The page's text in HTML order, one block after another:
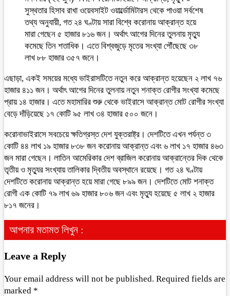
সুস্থতার হিসাব রাখা ওয়েবসাইট ওয়ার্ল্ডোমিটারস থেকে পাওয়া সর্বশেষ
তথ্য অনুযায়ী, গত ২৪ ঘণ্টায় সারা বিশ্বে করোনায় আক্রান্ত হয়ে
মারা গেছেন ৫ হাজার ৮১৬ জন। অর্থাৎ আগের দিনের তুলনায় মৃত্যু
কমেছে তিন শতাধিক। এতে বিশ্বজুড়ে মৃতের সংখ্যা পৌঁছেছে ৩৮
লাখ ৮৮ হাজার ৩৫৭ জনে।
এছাড়া, একই সময়ের মধ্যে ভাইরাসটিতে নতুন করে আক্রান্ত হয়েছেন ২ লাখ ৭৬
হাজার ৪১১ জন। অর্থাৎ আগের দিনের তুলনায় নতুন শনাক্ত রোগীর সংখ্যা কমেছে
প্রায় ১৪ হাজার। এতে মহামারির শুরু থেকে ভাইরাসে আক্রান্ত মোট রোগীর সংখ্যা
বেড়ে দাঁড়িয়েছে ১৭ কোটি ৯৫ লাখ ৩৪ হাজার ৫০০ জনে।
করোনাভাইরাসে সবচেয়ে ক্ষতিগ্রস্ত দেশ যুক্তরাষ্ট্র। দেশটিতে এখন পর্যন্ত ৩
কোটি ৪৪ লাখ ১৯ হাজার ৮৩৮ জন করোনায় আক্রান্ত এবং ৬ লাখ ১৭ হাজার ৪৬৩
জন মারা গেছেন। লাতিন আমেরিকার দেশ ব্রাজিল করোনায় আক্রান্তের দিক থেকে
তৃতীয় ও মৃত্যুর সংখ্যায় তালিকার দ্বিতীয় অবস্থানে রয়েছে। গত ২৪ ঘণ্টায়
দেশটিতে করোনায় আক্রান্ত হয়ে মারা গেছে ৮৯৯ জন। দেশটিতে মোট শনাক্ত
রোগী এক কোটি ৭৯ লাখ ৬৯ হাজার ৮০৬ জন এবং মৃত্যু হয়েছে ৫ লাখ ২ হাজার
৮১৭ জনের।
আপনার মতামত লিখুন :
Leave a Reply
Your email address will not be published. Required fields are
marked *